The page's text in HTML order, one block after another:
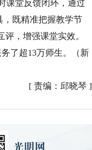
堂反馈闭环，通过
，既精准把握教学节
，增强课堂实效。
了超13万师生。（新
[ 责编：邱晓琴 ]